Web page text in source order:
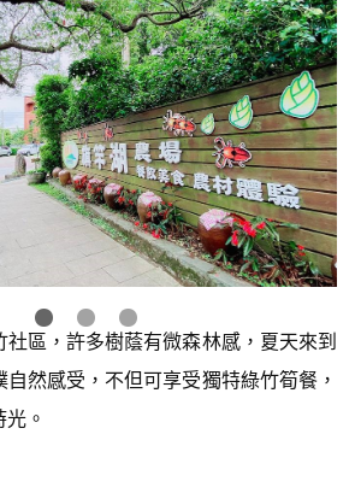
區，許多樹蔭有微森林感，夏天來到
然感受，不但可享受獨特綠竹筍餐，
。